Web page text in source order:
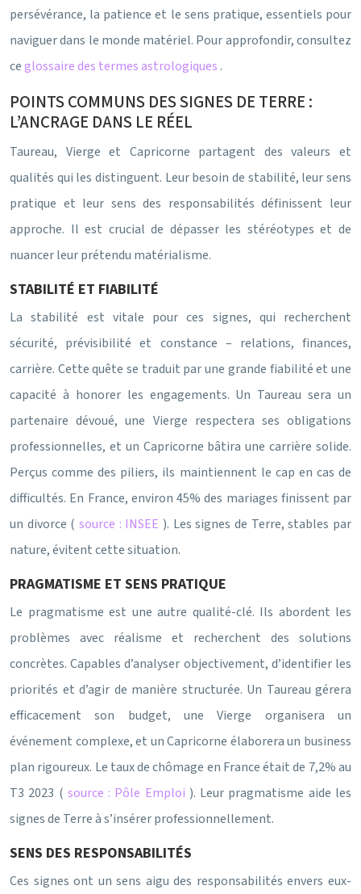
persévérance, la patience et le sens pratique, essentiels pour
naviguer dans le monde matériel. Pour approfondir, consultez
ceglossaire des termes astrologiques .
POINTS COMMUNS DES SIGNES DE TERRE :
L’ANCRAGE DANS LE RÉEL
Taureau, Vierge et Capricorne partagent des valeurs et
qualités qui les distinguent. Leur besoin de stabilité, leur sens
pratique et leur sens des responsabilités définissent leur
approche. Il est crucial de dépasser les stéréotypes et de
nuancer leur prétendu matérialisme.
STABILITÉ ET FIABILITÉ
La stabilité est vitale pour ces signes, qui recherchent
sécurité, prévisibilité et constance – relations, finances,
carrière. Cette quête se traduit par une grande fiabilité et une
capacité à honorer les engagements. Un Taureau sera un
partenaire dévoué, une Vierge respectera ses obligations
professionnelles, et un Capricorne bâtira une carrière solide.
Perçus comme des piliers, ils maintiennent le cap en cas de
difficultés. En France, environ 45% des mariages finissent par
un divorce ( source : INSEE ). Les signes de Terre, stables par
nature, évitent cette situation.
PRAGMATISME ET SENS PRATIQUE
Le pragmatisme est une autre qualité-clé. Ils abordent les
problèmes avec réalisme et recherchent des solutions
concrètes. Capables d’analyser objectivement, d’identifier les
priorités et d’agir de manière structurée. Un Taureau gérera
efficacement son budget, une Vierge organisera un
événement complexe, et un Capricorne élaborera un business
plan rigoureux. Le taux de chômage en France était de 7,2% au
T3 2023 ( source : Pôle Emploi ). Leur pragmatisme aide les
signes de Terre à s’insérer professionnellement.
SENS DES RESPONSABILITÉS
Ces signes ont un sens aigu des responsabilités envers eux-